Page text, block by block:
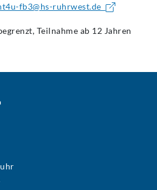
fb3@hs-ruhrwest.de
Teilnahme ab 12 Jahren